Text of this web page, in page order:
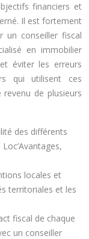
financiers et
Il est fortement
un conseiller fiscal
en immobilier
éviter les erreurs
qui utilisent ces
de plusieurs
des différents
locales et
territoriales et les
fiscal de chaque
un conseiller